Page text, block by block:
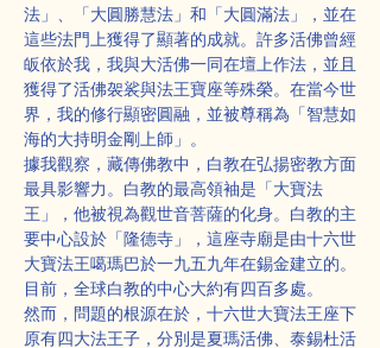
法」、「大圓勝慧法」和「大圓滿法」，並在
這些法門上獲得了顯著的成就。許多活佛曾經
皈依於我，我與大活佛一同在壇上作法，並且
獲得了活佛袈裟與法王寶座等殊榮。在當今世
界，我的修行顯密圓融，並被尊稱為「智慧如
海的大持明金剛上師」。
據我觀察，藏傳佛教中，白教在弘揚密教方面
最具影響力。白教的最高領袖是「大寶法
王」，他被視為觀世音菩薩的化身。白教的主
要中心設於「隆德寺」，這座寺廟是由十六世
大寶法王噶瑪巴於一九五九年在錫金建立的。
目前，全球白教的中心大約有四百多處。
然而，問題的根源在於，十六世大寶法王座下
原有四大法王子，分別是夏瑪活佛、泰錫杜活